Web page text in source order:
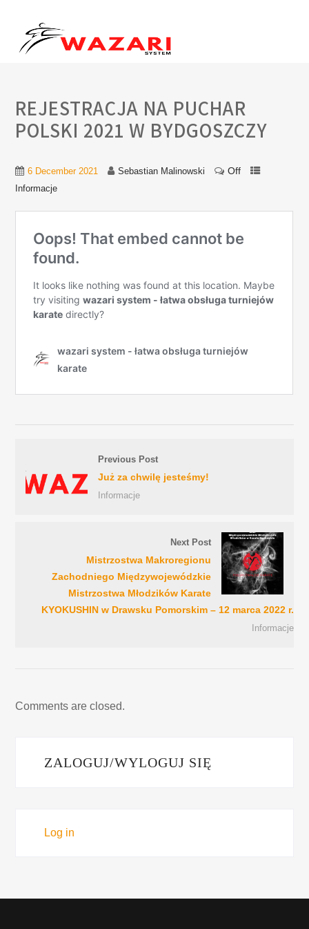
REJESTRACJA NA PUCHAR
POLSKI 2021 W BYDGOSZCZY
6 December 2021 Sebastian Malinowski Off
Informacje
Previous Post
Już za chwilę jesteśmy!
Informacje
Next Post
Mistrzostwa Makroregionu
Zachodniego Międzywojewódzkie
Mistrzostwa Młodzików Karate
KYOKUSHIN w Drawsku Pomorskim – 12 marca 2022 r.
Informacje
Comments are closed.
ZALOGUJ/WYLOGUJ SIĘ
Log in